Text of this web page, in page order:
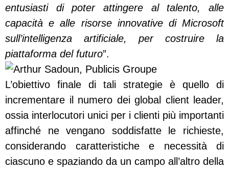
entusiasti di poter attingere al talento, alle
capacità e alle risorse innovative di Microsoft
sull’intelligenza artificiale, per costruire la
piattaforma del futuro”.
L’obiettivo finale di tali strategie è quello di
incrementare il numero dei global client leader,
ossia interlocutori unici per i clienti più importanti
affinché ne vengano soddisfatte le richieste,
considerando caratteristiche e necessità di
ciascuno e spaziando da un campo all’altro della